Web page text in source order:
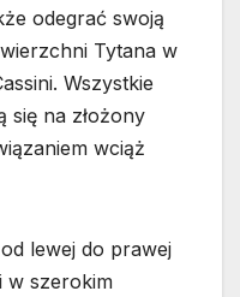
odegrać swoją
Tytana w
Wszystkie
się na złożony
wciąż
lewej do prawej
w szerokim